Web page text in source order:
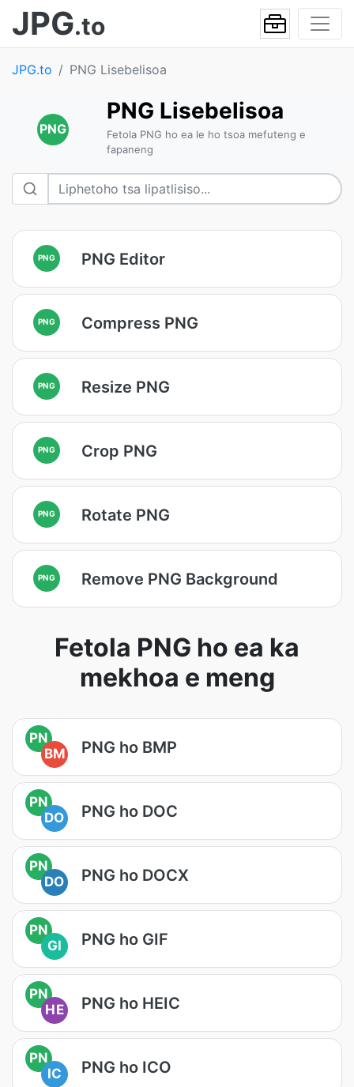
JPG.to
JPG.to PNG Lisebelisoa
PNG
PNG Lisebelisoa
Fetola PNG ho ea le ho tsoa mefuteng e
fapaneng
PNG PNG Editor
PNG Compress PNG
PNG Resize PNG
PNG Crop PNG
PNG Rotate PNG
PNG Remove PNG Background
Fetola PNG ho ea ka
mekhoa e meng
PN
BM
PNG ho BMP
PN
DO
PNG ho DOC
PN
DO
PNG ho DOCX
PN
GI
PNG ho GIF
PN
HE
PNG ho HEIC
PN
IC
PNG ho ICO